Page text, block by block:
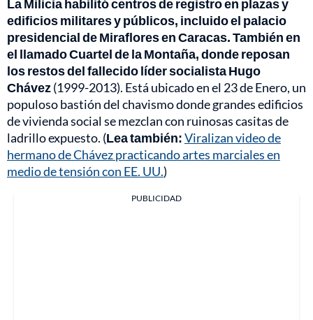
La Milicia habilitó centros de registro en plazas y
edificios militares y públicos, incluido el palacio
presidencial de Miraflores en Caracas. También en
el llamado Cuartel de la Montaña, donde reposan
los restos del fallecido líder socialista Hugo
Chávez(1999-2013). Está ubicado en el 23 de Enero, un
populoso bastión del chavismo donde grandes edificios
de vivienda social se mezclan con ruinosas casitas de
ladrillo expuesto. (Lea también:Viralizan video de
hermano de Chávez practicando artes marciales en
medio de tensión con EE. UU.)
PUBLICIDAD